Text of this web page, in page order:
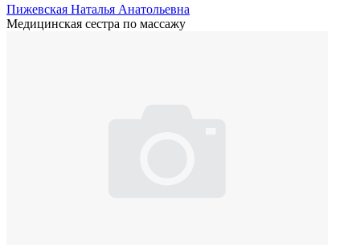
Пижевская Наталья Анатольевна
Медицинская сестра по массажу